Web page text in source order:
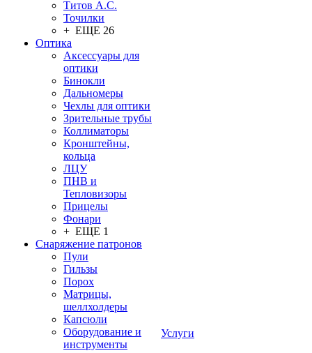
Титов А.С.
Точилки
+ ЕЩЕ 26
Оптика
Аксессуары для
оптики
Бинокли
Дальномеры
Чехлы для оптики
Зрительные трубы
Коллиматоры
Кронштейны,
кольца
ЛЦУ
ПНВ и
Тепловизоры
Прицелы
Фонари
+ ЕЩЕ 1
Снаряжение патронов
Пули
Гильзы
Порох
Матрицы,
шеллхолдеры
Капсюли
Оборудование и
инструменты
Услуги